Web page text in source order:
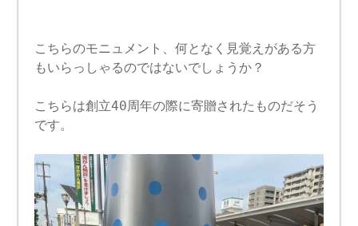
こちらのモニュメント、何となく見覚えがある方
もいらっしゃるのではないでしょうか？
こちらは創立40周年の際に寄贈されたものだそう
です。